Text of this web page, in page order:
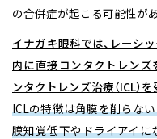
の合併症が起こる可能性が
イナガキ眼科では、レーシ
内に直接コンタクトレン
ンタクトレンズ治療（ICL）
ICLの特徴は角膜を削らな
膜知覚低下やドライアイに